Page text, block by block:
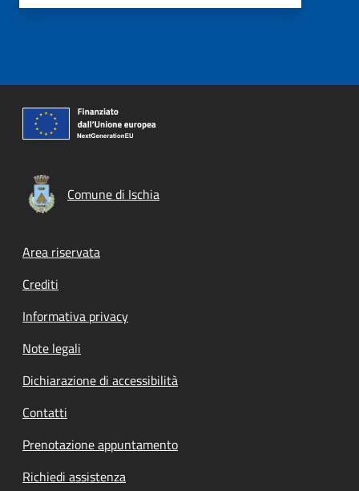
Comune di Ischia
Footer menu
Area riservata
Crediti
Informativa privacy
Note legali
Dichiarazione di accessibilità
Contatti
Prenotazione appuntamento
Richiedi assistenza